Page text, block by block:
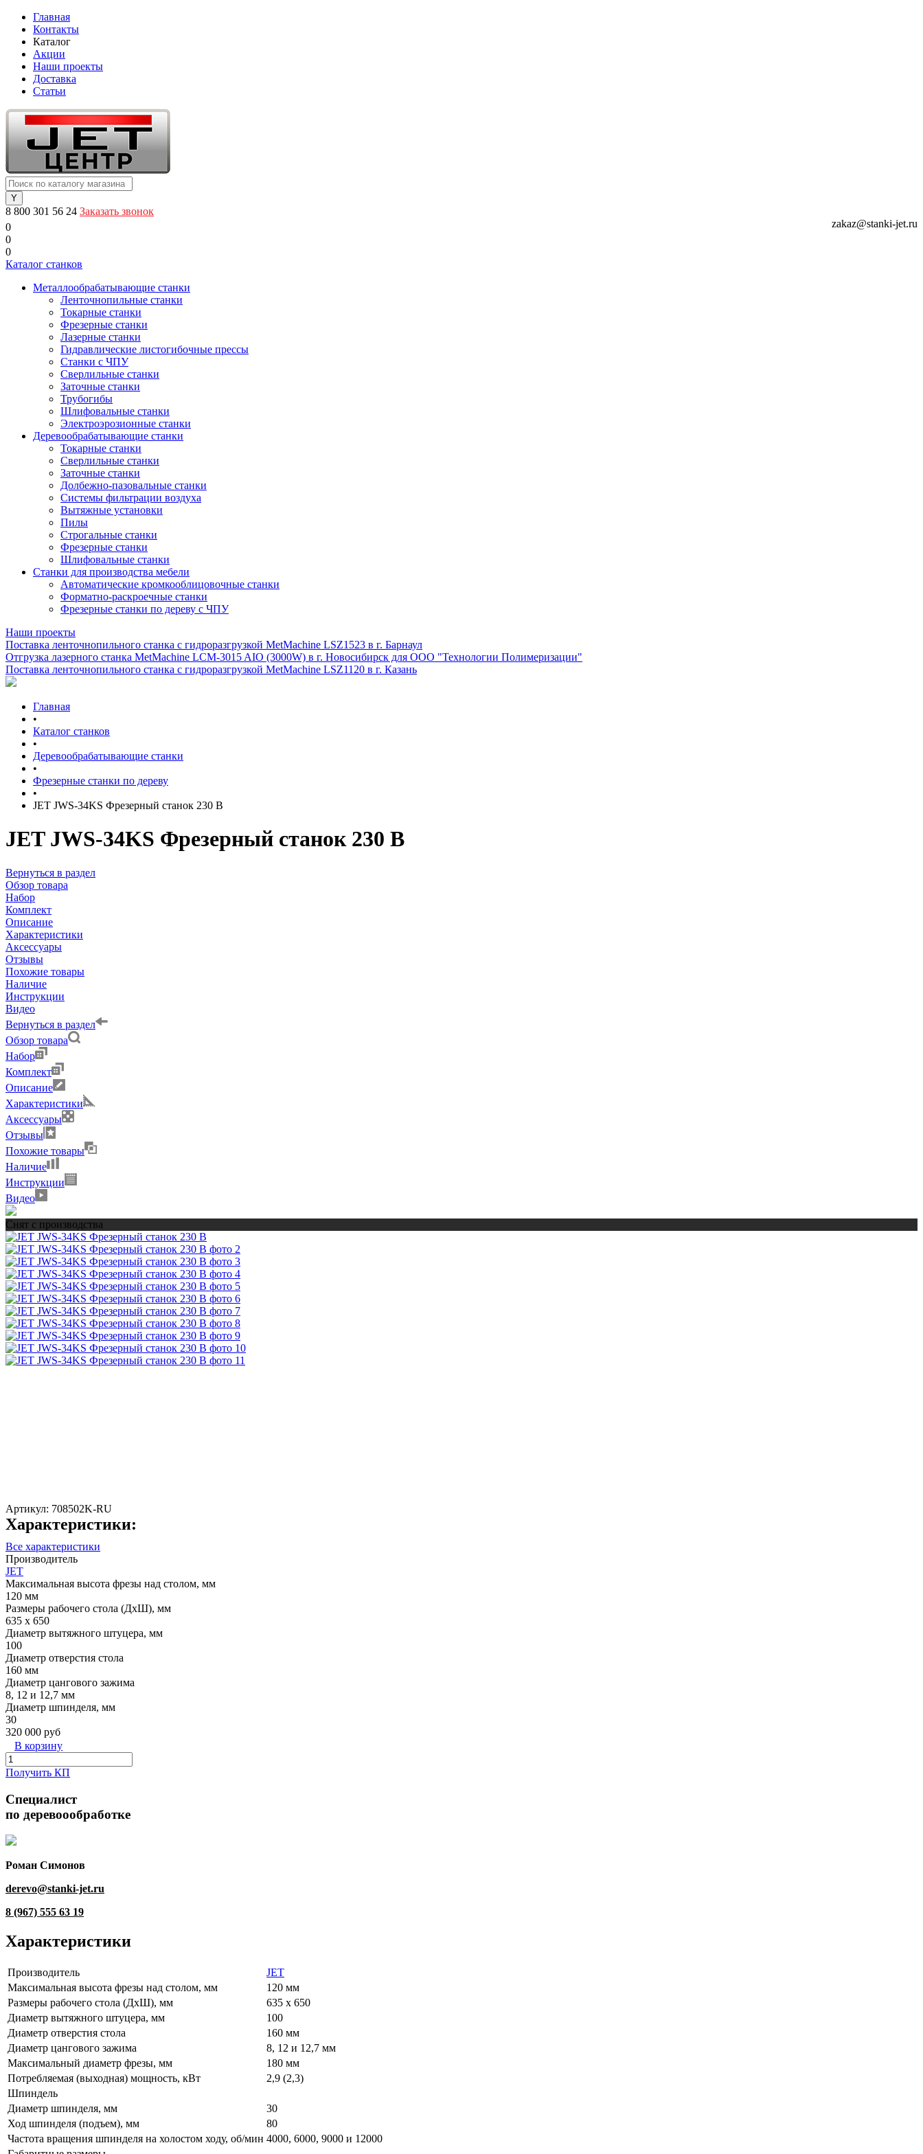
Главная
Контакты
Каталог
Акции
Наши проекты
Доставка
Статьи
8 800 301 56 24 Заказать звонок
zakaz@stanki-jet.ru
0
0
0
Каталог станков
Металлообрабатывающие станки
Ленточнопильные станки
Токарные станки
Фрезерные станки
Лазерные станки
Гидравлические листогибочные прессы
Станки с ЧПУ
Сверлильные станки
Заточные станки
Трубогибы
Шлифовальные станки
Электроэрозионные станки
Деревообрабатывающие станки
Токарные станки
Сверлильные станки
Заточные станки
Долбежно-пазовальные станки
Системы фильтрации воздуха
Вытяжные установки
Пилы
Строгальные станки
Фрезерные станки
Шлифовальные станки
Станки для производства мебели
Автоматические кромкооблицовочные станки
Форматно-раскроечные станки
Фрезерные станки по дереву с ЧПУ
Наши проекты
Поставка ленточнопильного станка c гидроразгрузкой MetMachine LSZ1523 в г. Барнаул
Отгрузка лазерного станка MetMachine LCM-3015 AIO (3000W) в г. Новосибирск для ООО "Технологии Полимеризации"
Поставка ленточнопильного станка c гидроразгрузкой MetMachine LSZ1120 в г. Казань
Главная
•
Каталог станков
•
Деревообрабатывающие станки
•
Фрезерные станки по дереву
•
JET JWS-34KS Фрезерный станок 230 В
JET JWS-34KS Фрезерный станок 230 В
Вернуться в раздел
Обзор товара
Набор
Комплект
Описание
Характеристики
Аксессуары
Отзывы
Похожие товары
Наличие
Инструкции
Видео
Вернуться в раздел
Обзор товара
Набор
Комплект
Описание
Характеристики
Аксессуары
Отзывы
Похожие товары
Наличие
Инструкции
Видео
Снят с производства
Артикул: 708502K-RU
Характеристики:
Все характеристики
Производитель
JET
Максимальная высота фрезы над столом, мм
120 мм
Размеры рабочего стола (ДхШ), мм
635 х 650
Диаметр вытяжного штуцера, мм
100
Диаметр отверстия стола
160 мм
Диаметр цангового зажима
8, 12 и 12,7 мм
Диаметр шпинделя, мм
30
320 000 руб
В корзину
Получить КП
Специалист
по деревоообработке
Роман Симонов
derevo@stanki-jet.ru
8 (967) 555 63 19
Характеристики
Производитель
JET
Максимальная высота фрезы над столом, мм
120 мм
Размеры рабочего стола (ДхШ), мм
635 х 650
Диаметр вытяжного штуцера, мм
100
Диаметр отверстия стола
160 мм
Диаметр цангового зажима
8, 12 и 12,7 мм
Максимальный диаметр фрезы, мм
180 мм
Потребляемая (выходная) мощность, кВт
2,9 (2,3)
Шпиндель
Диаметр шпинделя, мм
30
Ход шпинделя (подъем), мм
80
Частота вращения шпинделя на холостом ходу, об/мин 4000, 6000, 9000 и 12000